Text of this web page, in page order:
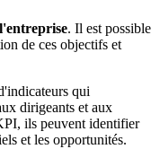
. Il est possible
de ces objectifs et
qui
dirigeants et aux
ils peuvent identifier
et les opportunités.